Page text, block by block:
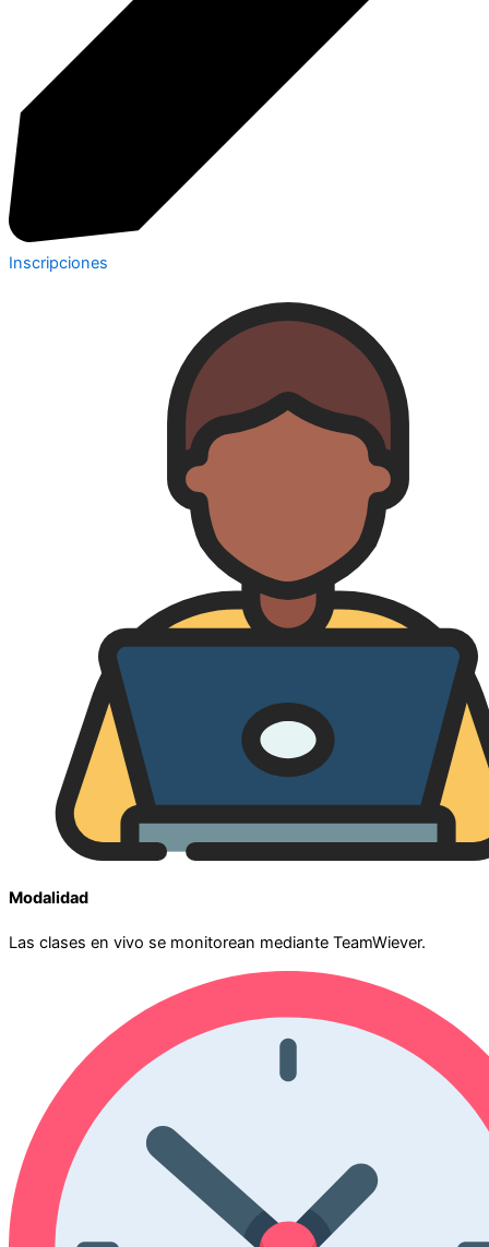
Inscripciones
Modalidad
Las clases en vivo se monitorean mediante TeamWiever.